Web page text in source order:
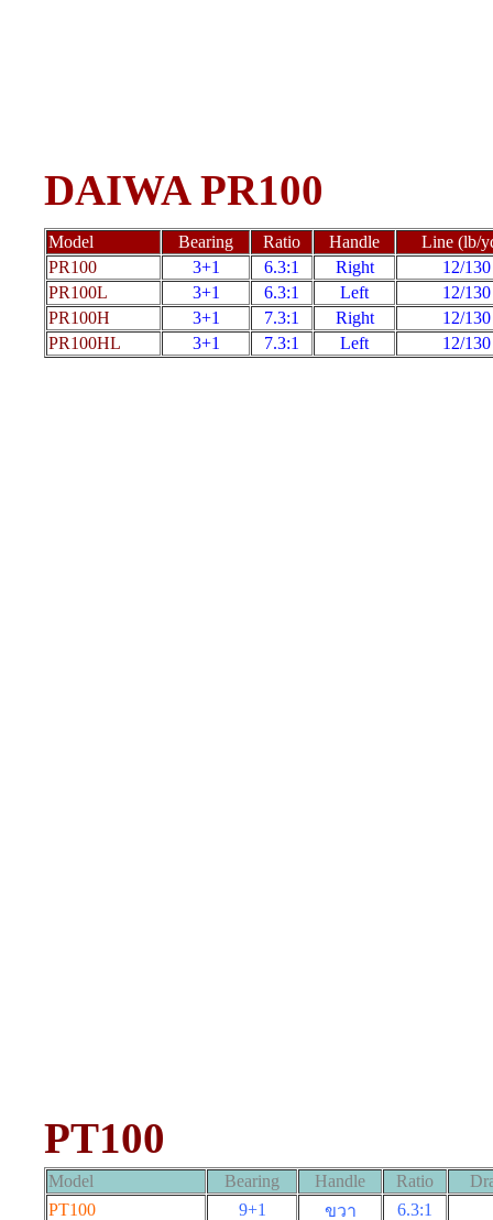
DAIWA PR100
Model Bearing Ratio Handle
Line (lb/
PR100
3+1 6.3:1 Right
12/130
PR100L
3+1 6.3:1 Left
12/130
PR100H
3+1 7.3:1 Right
12/130
PR100HL
3+1 7.3:1 Left 12/130
PT100
Model Bearing Handle Ratio
PT100
9+1 ขวา 6.3:1